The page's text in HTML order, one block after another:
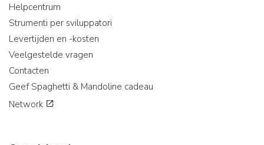
Helpcentrum
Strumenti per sviluppatori
Levertijden en -kosten
Veelgestelde vragen
Contacten
Geef Spaghetti & Mandoline cadeau
Network